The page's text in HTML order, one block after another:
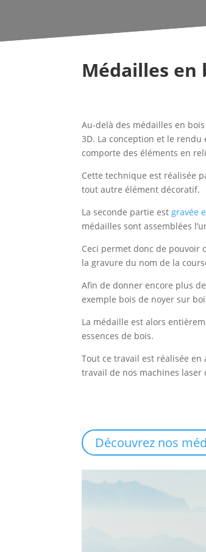
Médailles en
Au-delà des médailles en
3D. La conception et le rendu
comporte des éléments en
Cette technique est réalisée
tout autre élément décoratif.
La seconde partie estgravée
médailles sont assemblées
Ceci permet donc de pouvoir
la gravure du nom de la
Afin de donner encore plus
exemple bois de noyer sur
La médaille est alors
essences de bois.
Tout ce travail est réalisée
travail de nos machines
Découvrez nos